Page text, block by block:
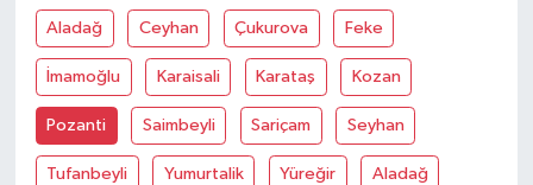
Aladağ Ceyhan Çukurova Feke
İmamoğlu Karaisali Karataş Kozan
Pozanti Saimbeyli Sariçam Seyhan
Tufanbeyli Yumurtalik Yüreğir Aladağ